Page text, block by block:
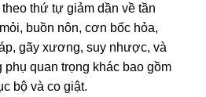
thứ tự giảm dần về tần
buồn nôn, cơn bốc hỏa,
gãy xương, suy nhược, và
quan trọng khác bao gồm
bộ và co giật.